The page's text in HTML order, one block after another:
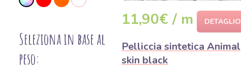
Seleziona in base al
peso:
11,90€ / m DETAGLIO
Pelliccia sintetica Animal
skin black